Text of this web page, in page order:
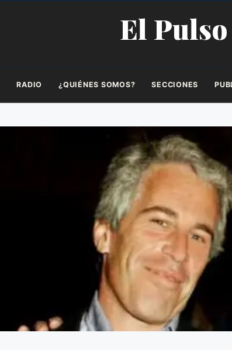
El
RADIO ¿QUIÉNES SOMOS? SECCIONES